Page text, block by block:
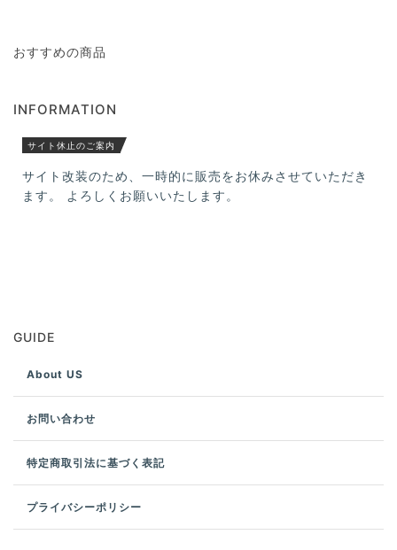
おすすめの商品
INFORMATION
サイト休止のご案内
サイト改装のため、一時的に販売をお休みさせていただき
ます。 よろしくお願いいたします。
GUIDE
About US
お問い合わせ
特定商取引法に基づく表記
プライバシーポリシー